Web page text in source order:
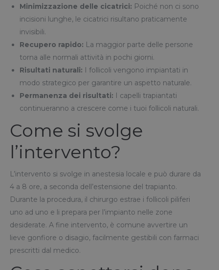
Minimizzazione delle cicatrici: Poiché non ci sono
incisioni lunghe, le cicatrici risultano praticamente
invisibili.
Recupero rapido: La maggior parte delle persone
torna alle normali attività in pochi giorni.
Risultati naturali: I follicoli vengono impiantati in
modo strategico per garantire un aspetto naturale.
Permanenza dei risultati: I capelli trapiantati
continueranno a crescere come i tuoi follicoli naturali.
Come si svolge
l’intervento?
L’intervento si svolge in anestesia locale e può durare da
4 a 8 ore, a seconda dell’estensione del trapianto.
Durante la procedura, il chirurgo estrae i follicoli piliferi
uno ad uno e li prepara per l’impianto nelle zone
desiderate. A fine intervento, è comune avvertire un
lieve gonfiore o disagio, facilmente gestibili con farmaci
prescritti dal medico.